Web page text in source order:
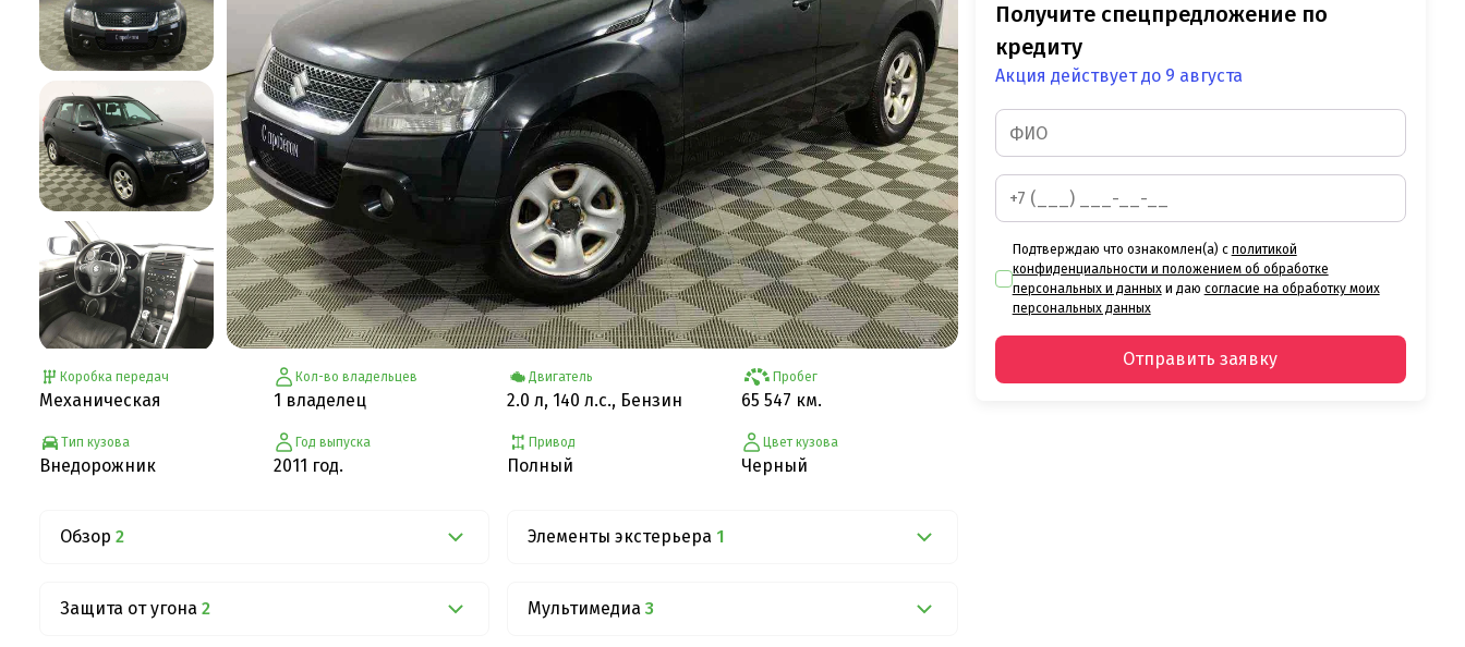
Коробка передач
Механическая
Тип кузова
Внедорожник
Кол-во владельцев
1 владелец
Год выпуска
2011 год.
Двигатель
2.0 л, 140 л.с., Бензин
Привод
Полный
Пробег
65 547 км.
Цвет кузова
Черный
Обзор 2 Элементы экстерьера 1
Защита от угона 2 Мультимедиа 3
Получите спецпредложение по
кредиту
Акция действует до 9 августа
Подтверждаю что ознакомлен(а) с политикой
конфиденциальности и положением об обработке
персональных и данныхи даю согласие на обработку моих
персональных данных
Отправить заявку